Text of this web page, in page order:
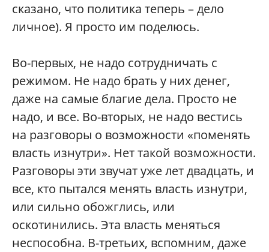
сказано, что политика теперь – дело
личное). Я просто им поделюсь.
Во-первых, не надо сотрудничать с
режимом. Не надо брать у них денег,
даже на самые благие дела. Просто не
надо, и все. Во-вторых, не надо вестись
на разговоры о возможности «поменять
власть изнутри». Нет такой возможности.
Разговоры эти звучат уже лет двадцать, и
все, кто пытался менять власть изнутри,
или сильно обожглись, или
оскотинились. Эта власть меняться
неспособна. В-третьих, вспомним, даже